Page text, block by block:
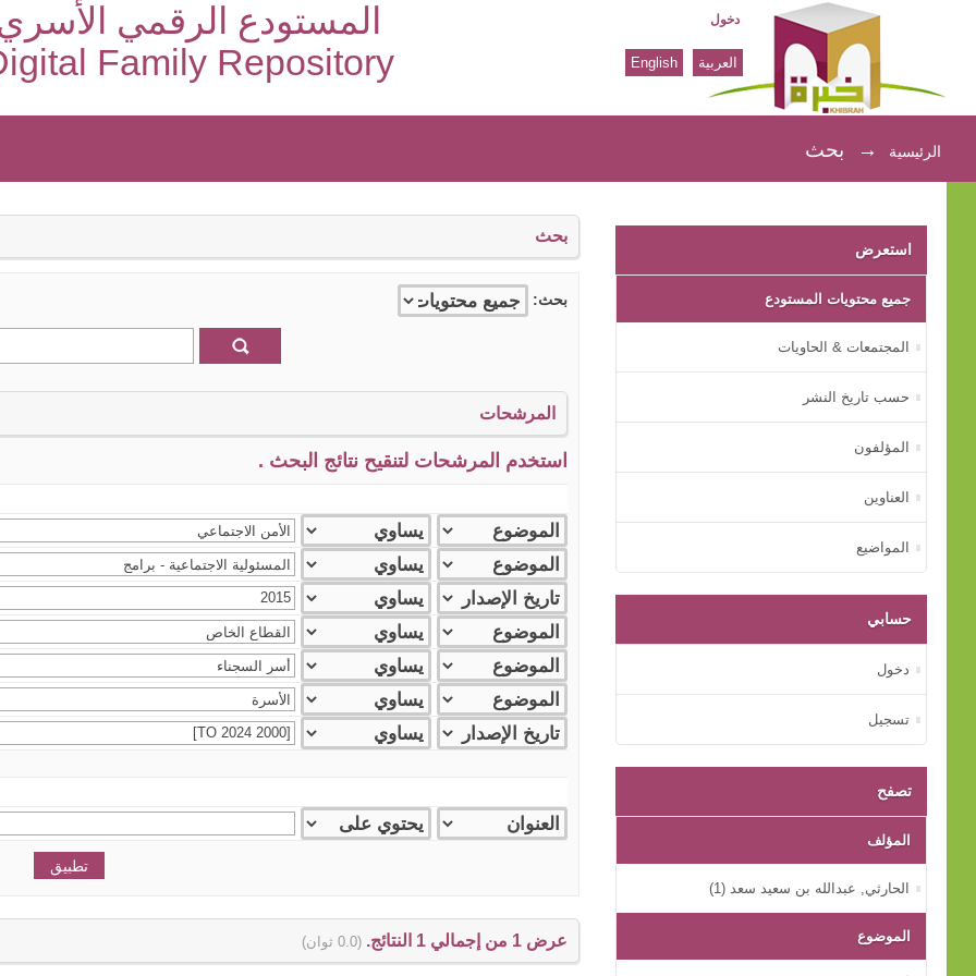
المستودع الرقمي
Family Repository
بحث
دخول
العربية English
الرئيسية → بحث
بحث
بحث:
المرشحات
استخدم المرشحات لتنقيح نتائج البحث .
عرض 1 من إجمالي 1 النتائج. (0.0 ثوان)
استعرض
جميع محتويات المستودع
المجتمعات & الحاويات
حسب تاريخ النشر
المؤلفون
العناوين
المواضيع
حسابي
دخول
تسجيل
تصفح
المؤلف
الحارثي, عبدالله بن سعيد سعد (1)
الموضوع